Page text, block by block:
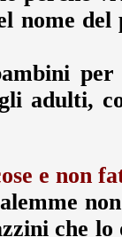
nome
per
adulti,
e non
che